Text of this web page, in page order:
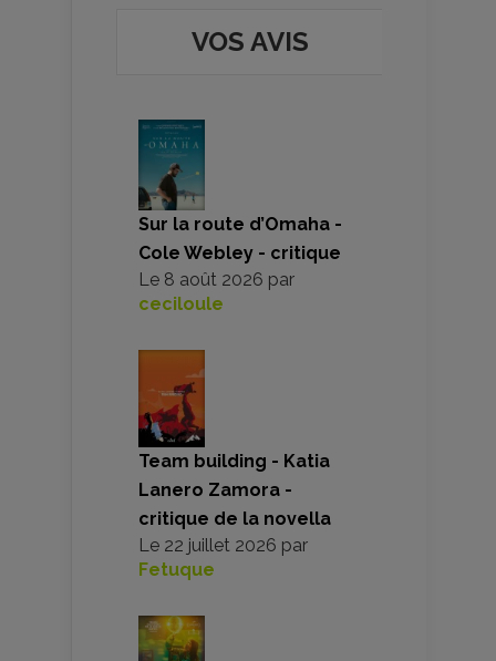
VOS AVIS
Sur la route d’Omaha -
Cole Webley - critique
Le 8 août 2026 par
ceciloule
Team building - Katia
Lanero Zamora -
critique de la novella
Le 22 juillet 2026 par
Fetuque